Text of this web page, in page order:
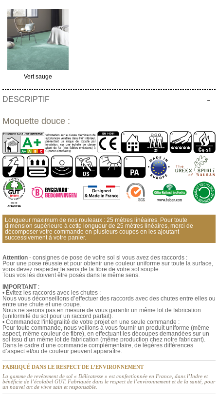
Vert sauge
DESCRIPTIF -
Moquette douce :
Longueur maximum de nos rouleaux : 25 mètres linéaires. Pour toute
dimension supérieure à cette longueur de 25 mètres linéaires, merci de
décomposer votre commande en plusieurs coupes en les ajoutant
successivement à votre panier.
Attention - consignes de pose de votre sol si vous avez des raccords :
Pour une pose réussie et pour obtenir une couleur uniforme sur toute la surface,
vous devez respecter le sens de la fibre de votre sol souple.
Tous vos lés doivent être posés dans le même sens.
IMPORTANT:
• Évitez les raccords avec les chutes :
Nous vous déconseillons d’effectuer des raccords avec des chutes entre elles ou
entre une chute et une coupe.
Nous ne serons pas en mesure de vous garantir un même lot de fabrication
(uniformité du sol pour un raccord parfait).
• Commandez l'intégralité de votre projet en une seule commande :
Pour toute commande, nous veillons à vous fournir un produit uniforme (même
aspect, même couleur de fibre), en effectuant les découpes demandées sur un
sol issu d’un même lot de fabrication (même production chez notre fabricant).
Dans le cadre d’une commande complémentaire, de légères différences
d’aspect et/ou de couleur peuvent apparaître.
FABRIQUÉ DANS LE RESPECT DE L’ENVIRONNEMENT
La gamme de revêtement de sol « Délicatesse » est confectionnée en France, dans l’Indre et
bénéficie de l’écolabel GUT. Fabriquée dans le respect de l’environnement et de la santé, pour
un nouvel art de vivre sain et responsable.